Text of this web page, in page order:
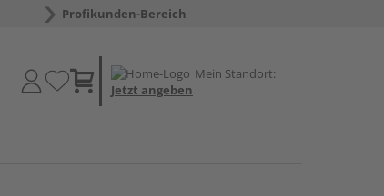
Profikunden-Bereich
Mein Standort:
Jetzt angeben